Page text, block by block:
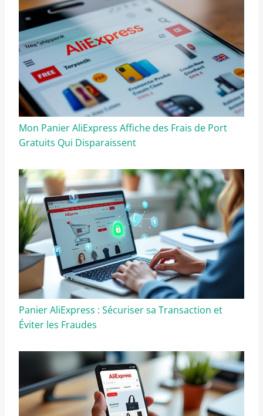
Mon Panier AliExpress Affiche des Frais de Port
Gratuits Qui Disparaissent
Panier AliExpress : Sécuriser sa Transaction et
Éviter les Fraudes